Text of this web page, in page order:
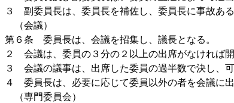
３ 副委員長は、委員長を補佐し、委員長に事故あ
（会議）
第６条 委員長は、会議を招集し、議長となる。
２ 会議は、委員の３分の２以上の出席がなければ開
３ 会議の議事は、出席した委員の過半数で決し、
４ 委員長は、必要に応じて委員以外の者を会議に出
（専門委員会）